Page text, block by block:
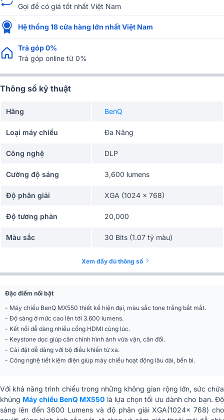
Gọi để có giá tốt nhất Việt Nam
Hệ thống 18 cửa hàng lớn nhất Việt Nam
Trả góp 0%
Trả góp online từ 0%
Thông số kỹ thuật
Hãng BenQ
Loại máy chiếu Đa Năng
Công nghệ DLP
Cường độ sáng 3,600 lumens
Độ phân giải XGA (1024 x 768)
Độ tương phản 20,000
Màu sắc 30 Bits (1.07 tỷ màu)
4
Chỉnh méo hình thang +/-40 độ
Kích thước hình ảnh rõ
ràng (đường chéo)
60″ – 180″
Loa tích hợp 2W x 1
Xem đầy đủ thông số
Đặc điểm nổi bật
- Máy chiếu BenQ MX550 thiết kế hiện đại, màu sắc tone trắng bắt mắt.
- Độ sáng ở mức cao lên tới 3.600 lumens.
- Kết nối dễ dàng nhiều cổng HDMI cùng lúc.
- Keystone dọc giúp căn chỉnh hình ảnh vừa vặn, cân đối.
- Cài đặt dễ dàng với bộ điều khiển từ xa.
- Công nghệ tiết kiệm điện giúp máy chiếu hoạt động lâu dài, bền bỉ.
Với khả năng trình chiếu trong những không gian rộng lớn, sức chứa
khủng Máy chiếu BenQ MX550 là lựa chọn tối ưu dành cho bạn. Độ
sáng lên đến 3600 Lumens và độ phân giải XGA(1024x 768) cho